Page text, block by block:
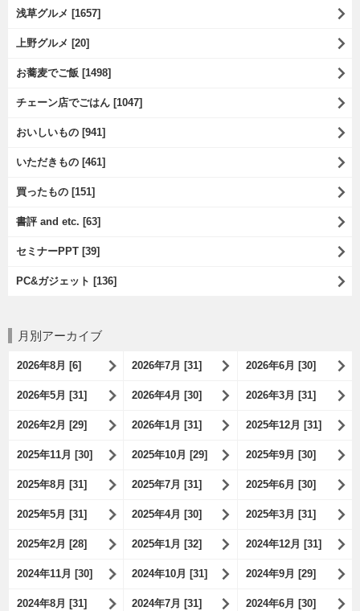
浅草グルメ [1657]
上野グルメ [20]
お蕎麦でご飯 [1498]
チェーン店でごはん [1047]
おいしいもの [941]
いただきもの [461]
買ったもの [151]
書評 and etc. [63]
セミナーPPT [39]
PC&ガジェット [136]
月別アーカイブ
2026年8月 [6] 2026年7月 [31] 2026年6月 [30]
2026年5月 [31] 2026年4月 [30] 2026年3月 [31]
2026年2月 [29] 2026年1月 [31] 2025年12月 [31]
2025年11月 [30] 2025年10月 [29] 2025年9月 [30]
2025年8月 [31] 2025年7月 [31] 2025年6月 [30]
2025年5月 [31] 2025年4月 [30] 2025年3月 [31]
2025年2月 [28] 2025年1月 [32] 2024年12月 [31]
2024年11月 [30] 2024年10月 [31] 2024年9月 [29]
2024年8月 [31] 2024年7月 [31] 2024年6月 [30]